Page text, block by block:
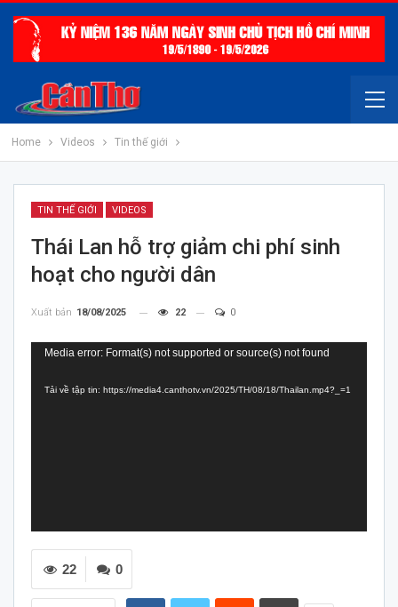
Home Videos Tin thế giới
TIN THẾ GIỚI VIDEOS
Thái Lan hỗ trợ giảm chi phí sinh
hoạt cho người dân
Xuất bản 18/08/2025 22 0
Trình
Video
Media error: Format(s) not supported or source(s) not found
Tải về tập tin: https://media4.canthotv.vn/2025/TH/08/18/Thailan.mp4?_=1
0
22